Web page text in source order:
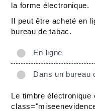
la forme électronique.
Il peut être acheté en
bureau de tabac.
En ligne
Dans un bureau
Le timbre électronique